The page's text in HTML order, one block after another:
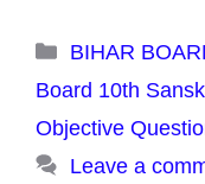
Categories
BIHAR
Board 10th
Objective
Leave a